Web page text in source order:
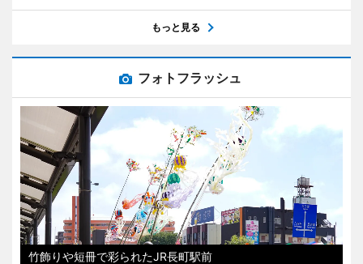
もっと見る
フォトフラッシュ
竹飾りや短冊で彩られたJR長町駅前